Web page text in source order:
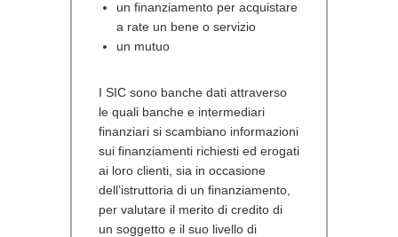
un finanziamento per acquistare
a rate un bene o servizio
un mutuo
I SIC sono banche dati attraverso
le quali banche e intermediari
finanziari si scambiano informazioni
sui finanziamenti richiesti ed erogati
ai loro clienti, sia in occasione
dell’istruttoria di un finanziamento,
per valutare il merito di credito di
un soggetto e il suo livello di